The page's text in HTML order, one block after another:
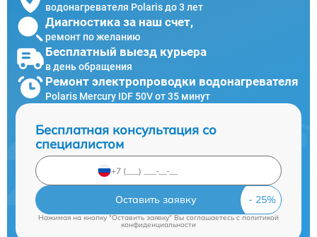
водонагревателя Polaris до 3 лет
Диагностика за наш счет,
ремонт по желанию
Бесплатный выезд курьера
в день обращения
Ремонт электропроводки водонагревателя
Polaris Mercury IDF 50V от 35 минут
Бесплатная консультация со
специалистом
Оставить заявку
Нажимая на кнопку "Оставить заявку" Вы соглашаетесь cполитикой
конфиденциальности